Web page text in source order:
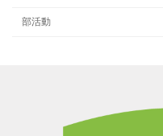
部活動